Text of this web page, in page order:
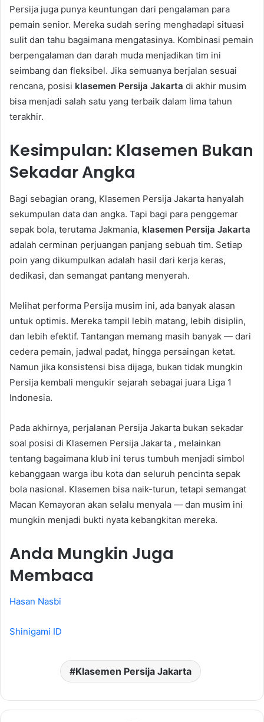
Persija juga punya keuntungan dari pengalaman para
pemain senior. Mereka sudah sering menghadapi situasi
sulit dan tahu bagaimana mengatasinya. Kombinasi pemain
berpengalaman dan darah muda menjadikan tim ini
seimbang dan fleksibel. Jika semuanya berjalan sesuai
rencana, posisi klasemen Persija Jakarta di akhir musim
bisa menjadi salah satu yang terbaik dalam lima tahun
terakhir.
Kesimpulan: Klasemen Bukan
Sekadar Angka
Bagi sebagian orang, Klasemen Persija Jakarta hanyalah
sekumpulan data dan angka. Tapi bagi para penggemar
sepak bola, terutama Jakmania, klasemen Persija Jakarta
adalah cerminan perjuangan panjang sebuah tim. Setiap
poin yang dikumpulkan adalah hasil dari kerja keras,
dedikasi, dan semangat pantang menyerah.
Melihat performa Persija musim ini, ada banyak alasan
untuk optimis. Mereka tampil lebih matang, lebih disiplin,
dan lebih efektif. Tantangan memang masih banyak — dari
cedera pemain, jadwal padat, hingga persaingan ketat.
Namun jika konsistensi bisa dijaga, bukan tidak mungkin
Persija kembali mengukir sejarah sebagai juara Liga 1
Indonesia.
Pada akhirnya, perjalanan Persija Jakarta bukan sekadar
soal posisi di Klasemen Persija Jakarta , melainkan
tentang bagaimana klub ini terus tumbuh menjadi simbol
kebanggaan warga ibu kota dan seluruh pencinta sepak
bola nasional. Klasemen bisa naik-turun, tetapi semangat
Macan Kemayoran akan selalu menyala — dan musim ini
mungkin menjadi bukti nyata kebangkitan mereka.
Anda Mungkin Juga
Membaca
Hasan Nasbi
Shinigami ID
Klasemen Persija Jakarta